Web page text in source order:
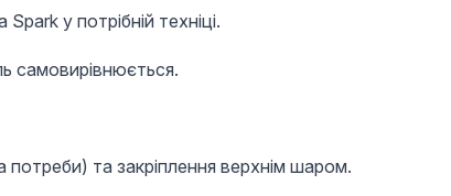
у потрібній техніці.
самовирівнюється.
та закріплення верхнім шаром.